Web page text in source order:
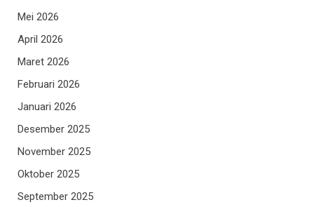
Mei 2026
April 2026
Maret 2026
Februari 2026
Januari 2026
Desember 2025
November 2025
Oktober 2025
September 2025